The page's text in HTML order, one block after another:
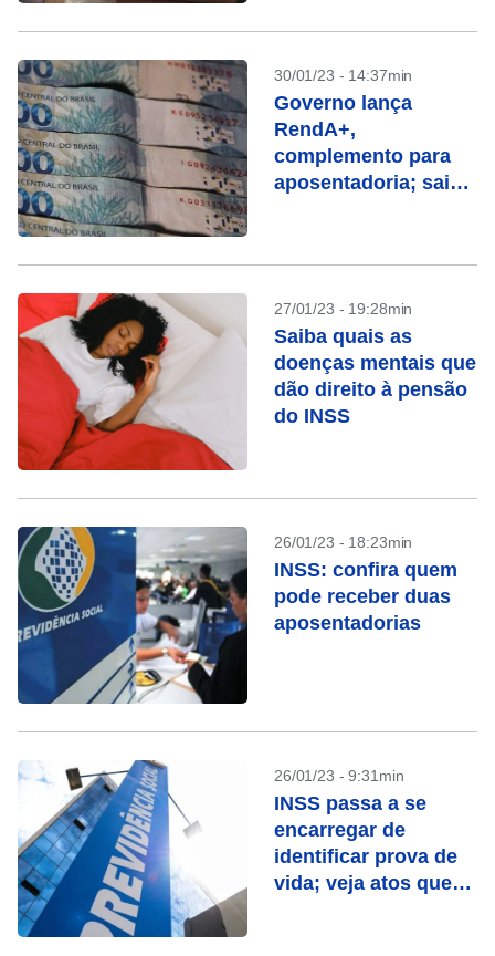
30/01/23 - 14:37min
Governo lança
RendA+,
complemento para
aposentadoria; saiba
27/01/23 - 19:28min
Saiba quais as
doenças mentais que
dão direito à pensão
do INSS
26/01/23 - 18:23min
INSS: confira quem
pode receber duas
aposentadorias
26/01/23 - 9:31min
INSS passa a se
encarregar de
identificar prova de
vida; veja atos que